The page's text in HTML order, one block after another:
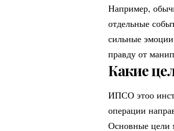
Например,
отдельные
сильные
правду от
Какие
ИПСО этоо
операции
Основные цели